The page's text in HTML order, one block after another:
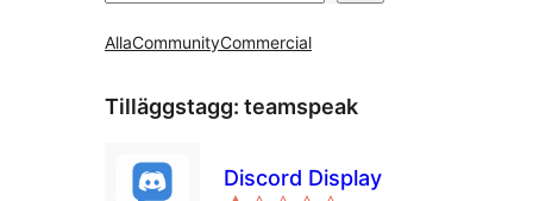
AllaCommunityCommercial
Tilläggstagg: teamspeak
Discord Display